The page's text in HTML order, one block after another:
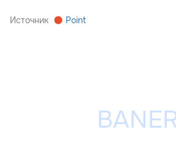
Источник Point